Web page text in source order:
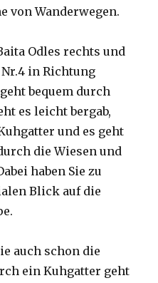
von Wanderwegen.
Odles rechts und
in Richtung
bequem durch
es leicht bergab,
und es geht
die Wiesen und
haben Sie zu
Blick auf die
auch schon die
ein Kuhgatter geht